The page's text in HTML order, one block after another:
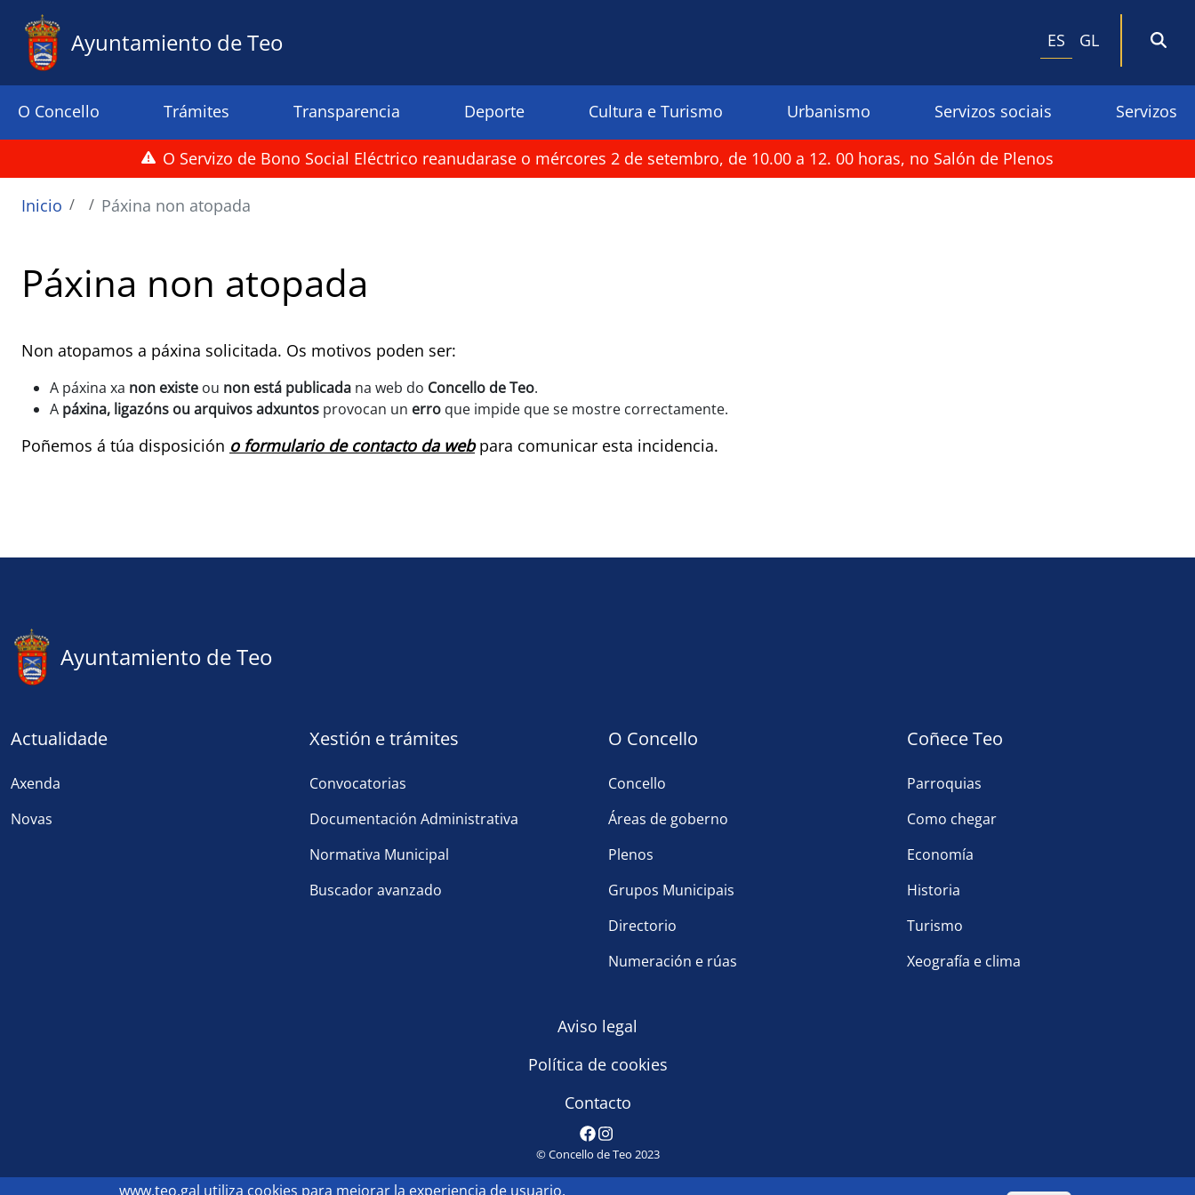
Pasar al contenido principal
Ayuntamiento de Teo ES GL
Menu principal
O Concello Trámites Transparencia Deporte Cultura e Turismo Urbanismo Servizos sociais Servizos
O Servizo de Bono Social Eléctrico reanudarase o mércores 2 de setembro, de 10.00 a 12. 00 horas, no Salón de Plenos
Ruta de navegación
Inicio Páxina non atopada
Páxina non atopada
Non atopamos a páxina solicitada. Os motivos poden ser:
A páxina xa non existe ou non está publicada na web do Concello de Teo.
A páxina, ligazóns ou arquivos adxuntos provocan un erro que impide que se mostre correctamente.
Poñemos á túa disposición o formulario de contacto da webpara comunicar esta incidencia.
Ayuntamiento de Teo
Actualidade
Axenda
Novas
Xestión e trámites
Convocatorias
Documentación Administrativa
Normativa Municipal
Buscador avanzado
O Concello
Concello
Áreas de goberno
Plenos
Grupos Municipais
Directorio
Numeración e rúas
Coñece Teo
Parroquias
Como chegar
Economía
Historia
Turismo
Xeografía e clima
Aviso legal
Política de cookies
Contacto
© Concello de Teo 2023
www.teo.gal utiliza cookies para mejorar la experiencia de usuario.